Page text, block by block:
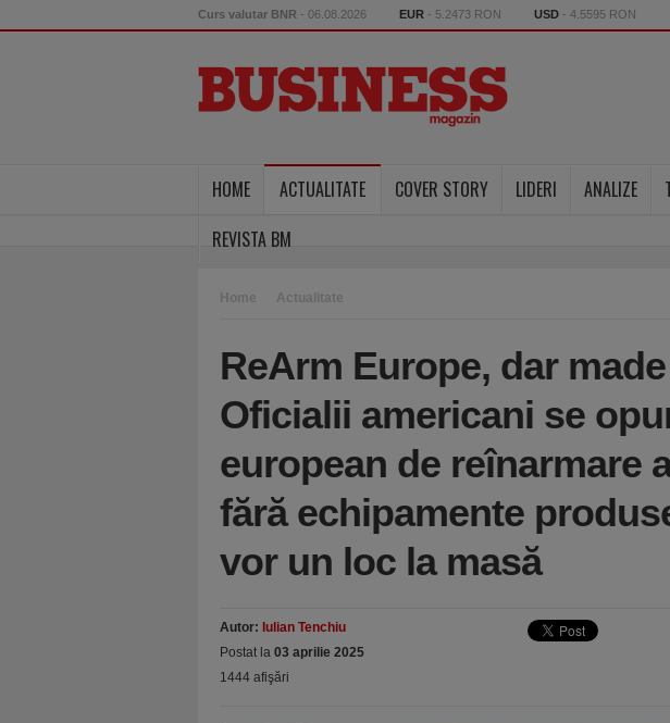
Curs valutar BNR - 06.08.2026 EUR - 5.2473 RON USD - 4.5595 RON
HOME ACTUALITATE COVER STORY LIDERI ANALIZE
REVISTA BM
Home Actualitate
ReArm Europe, dar
Oficialii americani se
european de reînarmare
fără echipamente
vor un loc la masă
Autor: Iulian Tenchiu
Postat la 03 aprilie 2025
1444 afişări